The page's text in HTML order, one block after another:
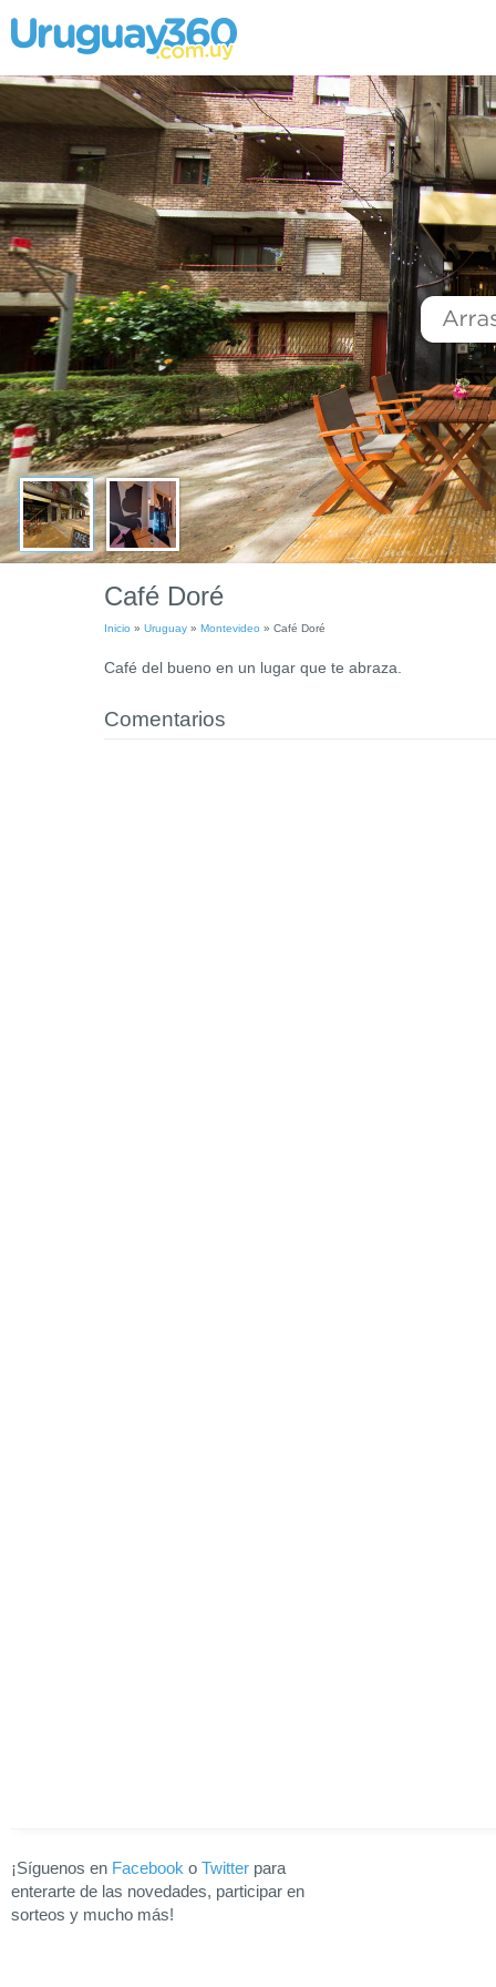
Café Doré
Inicio » Uruguay » Montevideo » Café Doré
Café del bueno en un lugar que te abraza.
Comentarios
¡Síguenos en Facebook o Twitter para
enterarte de las novedades, participar en
sorteos y mucho más!